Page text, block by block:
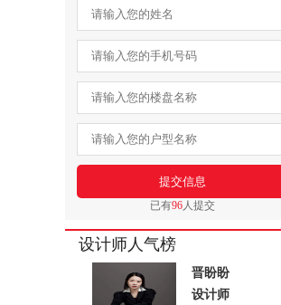
已有96人提交
设计师人气榜
晋盼盼
设计师